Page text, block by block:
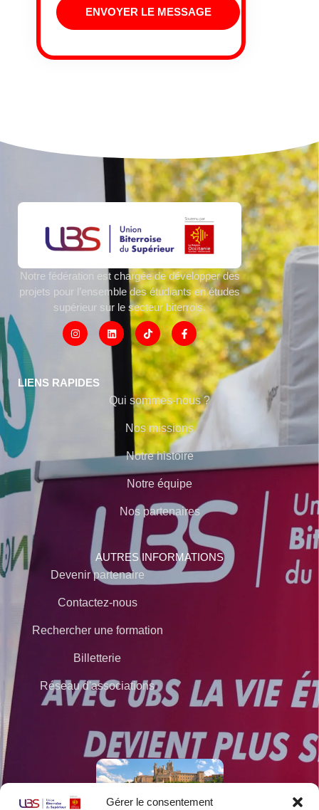
Gérer le consentement
ENVOYER LE MESSAGE
Notre fédération est chargée de développer des
projets pour l’ensemble des étudiants en études
supérieur sur le secteur biterrois.
LIENS RAPIDES
Qui sommes-nous ?
Nos missions
Notre histoire
Notre équipe
Nos partenaires
AUTRES INFORMATIONS
Devenir partenaire
Contactez-nous
Rechercher une formation
Billetterie
Réseau d'associations